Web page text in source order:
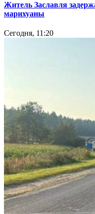
Житель Заславля
марихуаны
Сегодня, 11:20